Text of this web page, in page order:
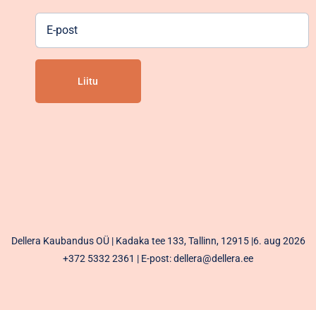
Dellera Kaubandus OÜ | Kadaka tee 133, Tallinn, 12915 |6. aug 2026
+372 5332 2361 | E-post: dellera@dellera.ee